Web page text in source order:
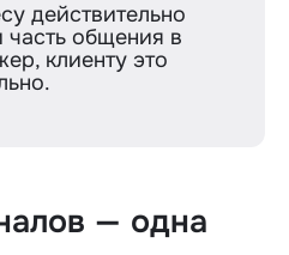
действительно
часть общения в
клиенту это
— одна